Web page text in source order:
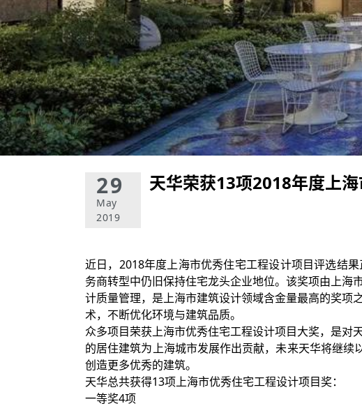
29
May
2019
天华荣获13项2018年度上
近日，2018年度上海市优秀住宅工程设计项目评选结
务商转型中仍旧保持住宅龙头企业地位。该奖项由上
计质量管理，是上海市建筑设计领域含金量最高的奖项
术，不断优化环境与建筑品质。
众多项目荣获上海市优秀住宅工程设计项目大奖，是对
的居住建筑为上海城市发展作出贡献，未来天华将继续
创造更多优秀的建筑。
天华总共获得13项上海市优秀住宅工程设计项目奖：
一等奖4项